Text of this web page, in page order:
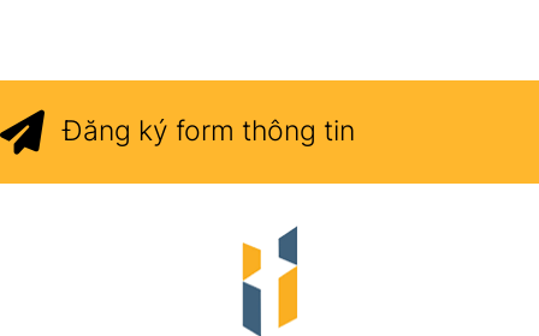
Đăng ký form thông tin